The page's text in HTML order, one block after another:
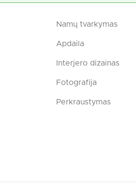
Namų tvarkymas
Apdaila
Interjero dizainas
Fotografija
Perkraustymas